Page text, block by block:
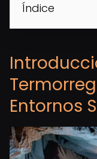
Índice
Entornos